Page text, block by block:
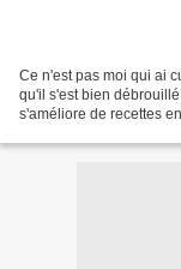
Ce n'est pas moi qui ai
qu'il s'est bien
s'améliore de recettes